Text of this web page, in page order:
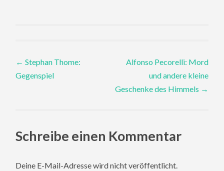
Post
navigation
← Stephan Thome:
Gegenspiel
Alfonso Pecorelli: Mord
und andere kleine
Geschenke des Himmels →
Schreibe einen Kommentar
Deine E-Mail-Adresse wird nicht veröffentlicht.